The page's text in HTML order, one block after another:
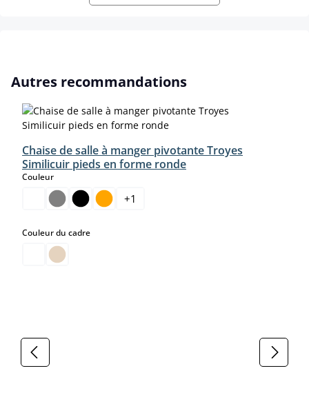
Ignorer la galerie de produits
Autres recommandations
Chaise de salle à manger pivotante Troyes
Similicuir pieds en forme ronde
Couleurselect
+1
Couleur du cadreselect